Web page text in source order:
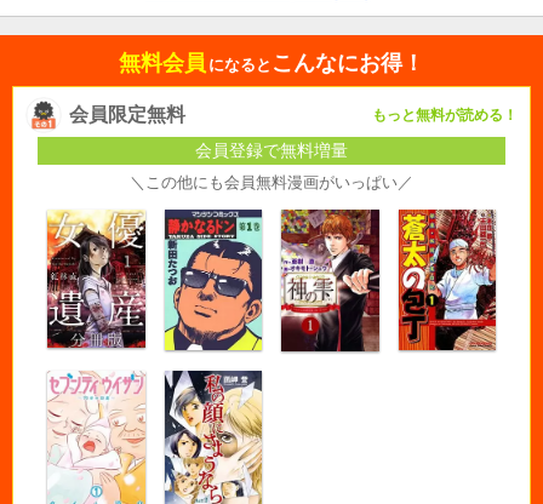
無料会員 になると こんなにお得！
会員限定無料 もっと無料が読める！
会員登録で無料増量
＼この他にも会員無料漫画がいっぱい／